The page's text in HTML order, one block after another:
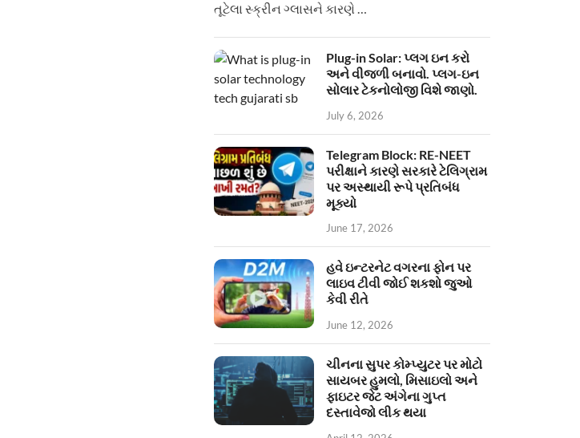
તૂટેલા સ્ક્રીન ગ્લાસને કારણે …
Plug-in Solar: પ્લગ ઇન કરો
અને વીજળી બનાવો. પ્લગ-ઇન
સોલાર ટેકનોલોજી વિશે જાણો.
July 6, 2026
Telegram Block: RE-NEET
પરીક્ષાને કારણે સરકારે ટેલિગ્રામ
પર અસ્થાયી રૂપે પ્રતિબંધ
મૂક્યો
June 17, 2026
હવે ઇન્ટરનેટ વગરના ફોન પર
લાઇવ ટીવી જોઈ શકશો જુઓ
કેવી રીતે
June 12, 2026
ચીનના સુપર કોમ્પ્યુટર પર મોટો
સાયબર હુમલો, મિસાઇલો અને
ફાઇટર જેટ અંગેના ગુપ્ત
દસ્તાવેજો લીક થયા